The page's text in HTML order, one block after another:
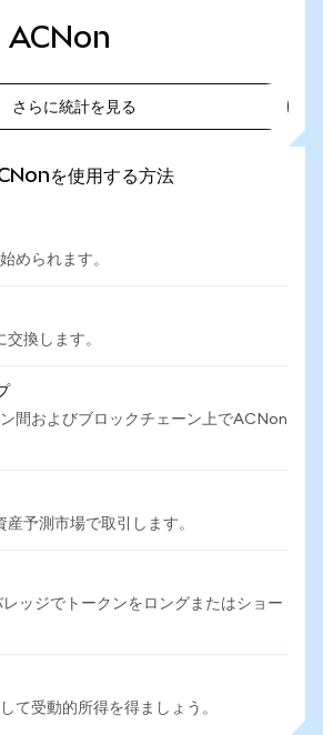
ACNon
さらに統計を見る
を使用する方法
められます。
換します。
間およびブロックチェーン上でACNon
予測市場で取引します。
ッジでトークンをロングまたはショー
て受動的所得を得ましょう。